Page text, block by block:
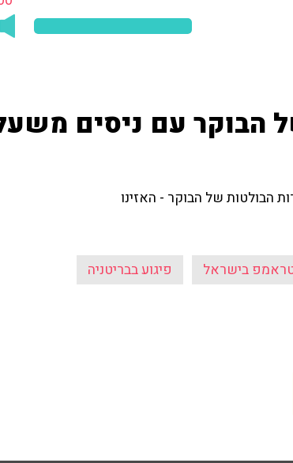
הבוקר עם ניסים
הבולטות של הבוקר - האזינו
טראמפ בישראל פיגוע בבריטניה